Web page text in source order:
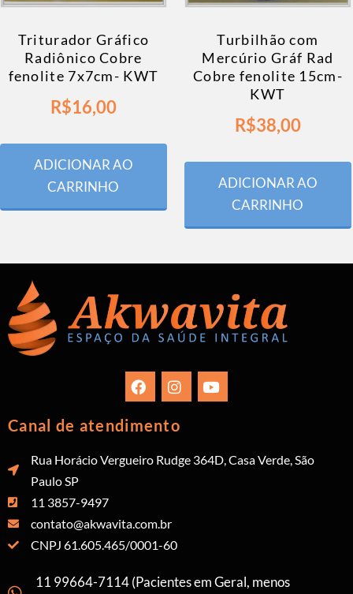
Triturador Gráfico
Radiônico Cobre
fenolite 7x7cm- KWT
R$16,00
ADICIONAR AO
CARRINHO
Turbilhão com
Mercúrio Gráf Rad
Cobre fenolite 15cm-
KWT
R$38,00
ADICIONAR AO
CARRINHO
Canal de atendimento
Rua Horácio Vergueiro Rudge 364D, Casa Verde, São
Paulo SP
11 3857-9497
contato@akwavita.com.br
CNPJ 61.605.465/0001-60
11 99664-7114 (Pacientes em Geral, menos